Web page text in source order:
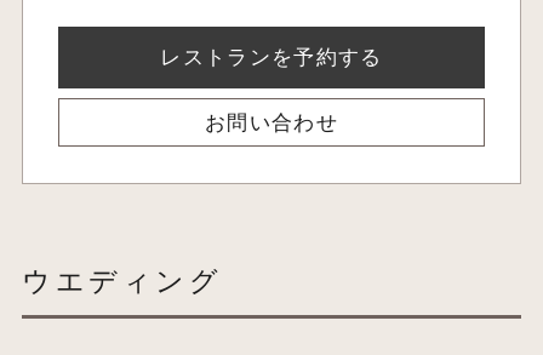
レストランを予約する
お問い合わせ
ウエディング